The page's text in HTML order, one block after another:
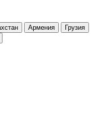
Армения
Грузия